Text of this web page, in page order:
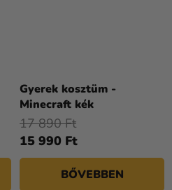
Gyerek kosztüm -
Minecraft kék
15 990 Ft
17 890 Ft
BŐVEBBEN